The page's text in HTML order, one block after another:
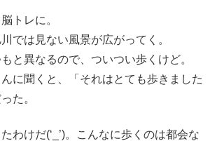
トレに。
では見ない風景が広がってく。
と異なるので、ついつい歩くけど。
に聞くと、「それはとても歩きました
た。
わけだ(‘_’)。こんなに歩くのは都会な